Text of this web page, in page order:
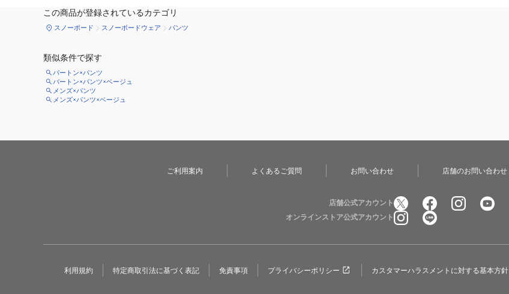
この商品が登録されているカテゴリ
スノーボード スノーボードウェア パンツ
類似条件で探す
バートン×パンツ
バートン×パンツ×ベージュ
メンズ×パンツ
メンズ×パンツ×ベージュ
ご利用案内 よくあるご質問 お問い合わせ 店舗のお問い合わせ
店舗公式アカウント
オンラインストア公式アカウント
利用規約 特定商取引法に基づく表記 免責事項 プライバシーポリシー カスタマーハラスメントに対する基本方針